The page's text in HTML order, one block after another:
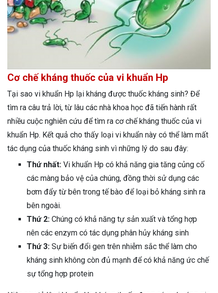
Cơ chế kháng thuốc của vi khuẩn Hp
Tại sao vi khuẩn Hp lại kháng được thuốc kháng sinh? Để
tìm ra câu trả lời, từ lâu các nhà khoa học đã tiến hành rất
nhiều cuộc nghiên cứu để tìm ra cơ chế kháng thuốc của vi
khuẩn Hp. Kết quả cho thấy loại vi khuẩn này có thể làm mất
tác dụng của thuốc kháng sinh vì những lý do sau đây:
Thứ nhất: Vi khuẩn Hp có khả năng gia tăng củng cố
các màng bảo vệ của chúng, đồng thời sử dụng các
bơm đẩy từ bên trong tế bào để loại bỏ kháng sinh ra
bên ngoài.
Thứ 2: Chúng có khả năng tự sản xuất và tổng hợp
nên các enzym có tác dụng phân hủy kháng sinh
Thứ 3: Sự biến đổi gen trên nhiễm sắc thể làm cho
kháng sinh không còn đủ mạnh để có khả năng ức chế
sự tổng hợp protein